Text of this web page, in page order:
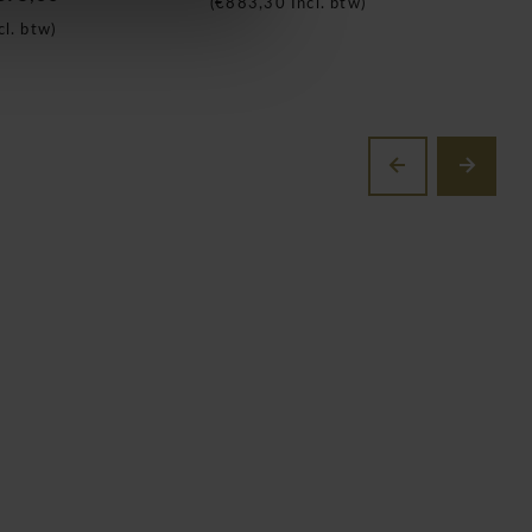
btw)
(€883,30 Incl. btw)